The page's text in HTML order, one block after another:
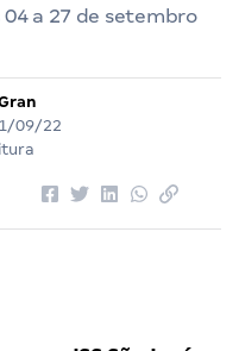
a 27 de setembro
09/22